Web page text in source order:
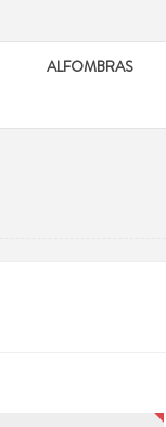
ALFOMBRAS